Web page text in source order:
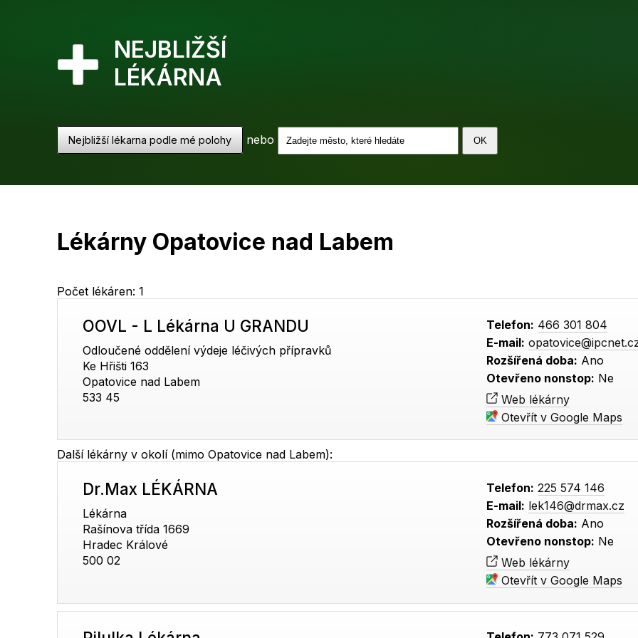
NEJBLIŽŠÍ
LÉKÁRNA
Nejbližší lékarna podle mé polohy nebo
Lékárny Opatovice nad Labem
Počet lékáren: 1
OOVL - L Lékárna U GRANDU
Odloučené oddělení výdeje léčivých přípravků
Ke Hřišti 163
Opatovice nad Labem
533 45
Telefon: 466 301 804
E-mail:
Rozšířená doba: Ano
Otevřeno nonstop: Ne
Web lékárny
Otevřít v Google Maps
Další lékárny v okolí (mimo Opatovice nad Labem):
Dr.Max LÉKÁRNA
Lékárna
Rašínova třída 1669
Hradec Králové
500 02
Telefon: 225 574 146
E-mail: lek146@drmax.cz
Rozšířená doba: Ano
Otevřeno nonstop: Ne
Web lékárny
Otevřít v Google Maps